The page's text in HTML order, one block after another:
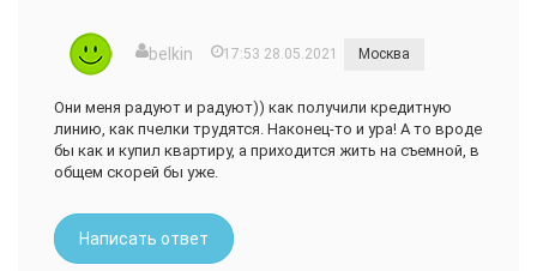
belkin 17:53 28.05.2021 Москва
Они меня радуют и радуют)) как получили кредитную
линию, как пчелки трудятся. Наконец-то и ура! А то вроде
бы как и купил квартиру, а приходится жить на съемной, в
общем скорей бы уже.
Написать ответ